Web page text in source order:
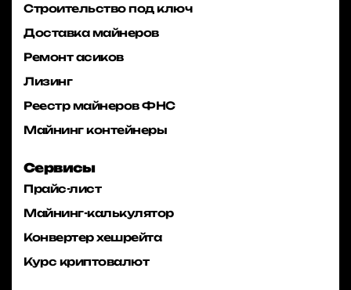
Строительство под ключ
Доставка майнеров
Ремонт асиков
Лизинг
Реестр майнеров ФНС
Майнинг контейнеры
Сервисы
Прайс-лист
Майнинг-калькулятор
Конвертер хешрейта
Курс криптовалют